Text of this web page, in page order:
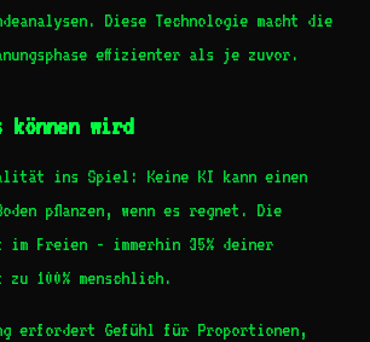
Diese Technologie macht die
effizienter als je zuvor.
können wird
ins Spiel: Keine KI kann einen
pflanzen, wenn es regnet. Die
Freien - immerhin 35% deiner
100% menschlich.
erfordert Gefühl für Proportionen,